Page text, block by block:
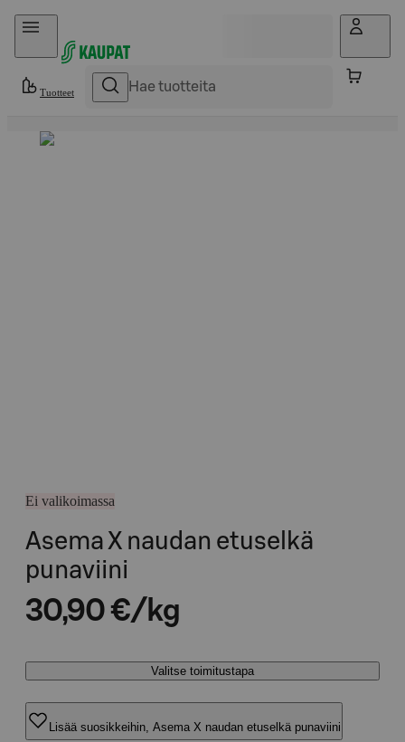
Hyppää sisältöön
Tuotteet
Ei valikoimassa
Asema X naudan etuselkä
punaviini
30,90 €/kg
Valitse toimitustapa
Lisää suosikkeihin, Asema X naudan etuselkä punaviini